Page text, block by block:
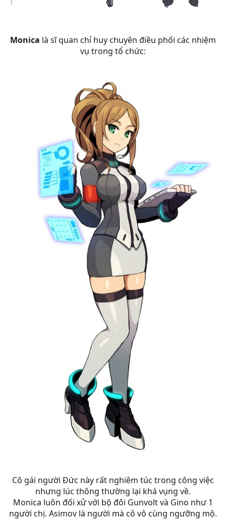
Monica là sĩ quan chỉ huy chuyên điều phối các nhiệm
vụ trong tổ chức:
Cô gái người Đức này rất nghiêm túc trong công việc
nhưng lúc thông thường lại khá vụng về.
Monica luôn đối xử với bộ đôi Gunvolt và Gino như 1
người chị. Asimov là người mà cô vô cùng ngưỡng mộ.